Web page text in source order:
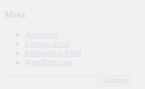
Meta
Anmelden
Eintrags-Feed
Kommentar-Feed
WordPress.org